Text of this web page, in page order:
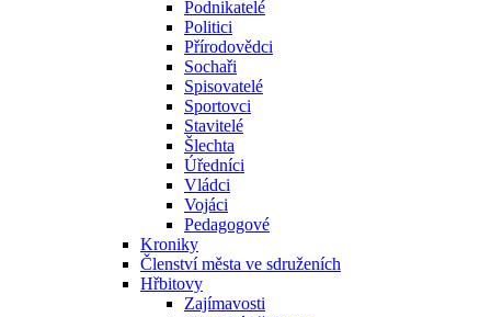
Podnikatelé
Politici
Přírodovědci
Sochaři
Spisovatelé
Sportovci
Stavitelé
Šlechta
Úředníci
Vládci
Vojáci
Pedagogové
Kroniky
Členství města ve sdruženích
Hřbitovy
Zajímavosti